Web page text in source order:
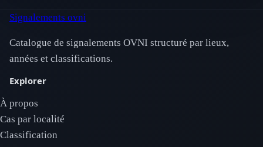
Signalements ovni
Catalogue de signalements OVNI structuré par lieux,
années et classifications.
Explorer
À propos
Cas par localité
Classification